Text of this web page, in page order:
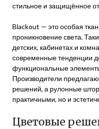
стильное и защищённое
Blackout — это особая
проникновение света.
детских, кабинетах и
современные тенденции
функциональные
Производители
решений, а рулонные
практичными, но и
Цветовые